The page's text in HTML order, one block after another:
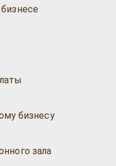
бизнесу
зала